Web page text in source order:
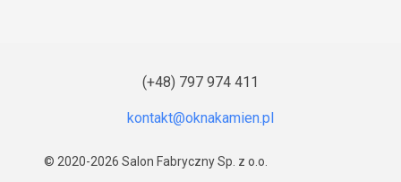
(+48) 797 974 411
© 2020-2026 Salon Fabryczny Sp. z o.o.